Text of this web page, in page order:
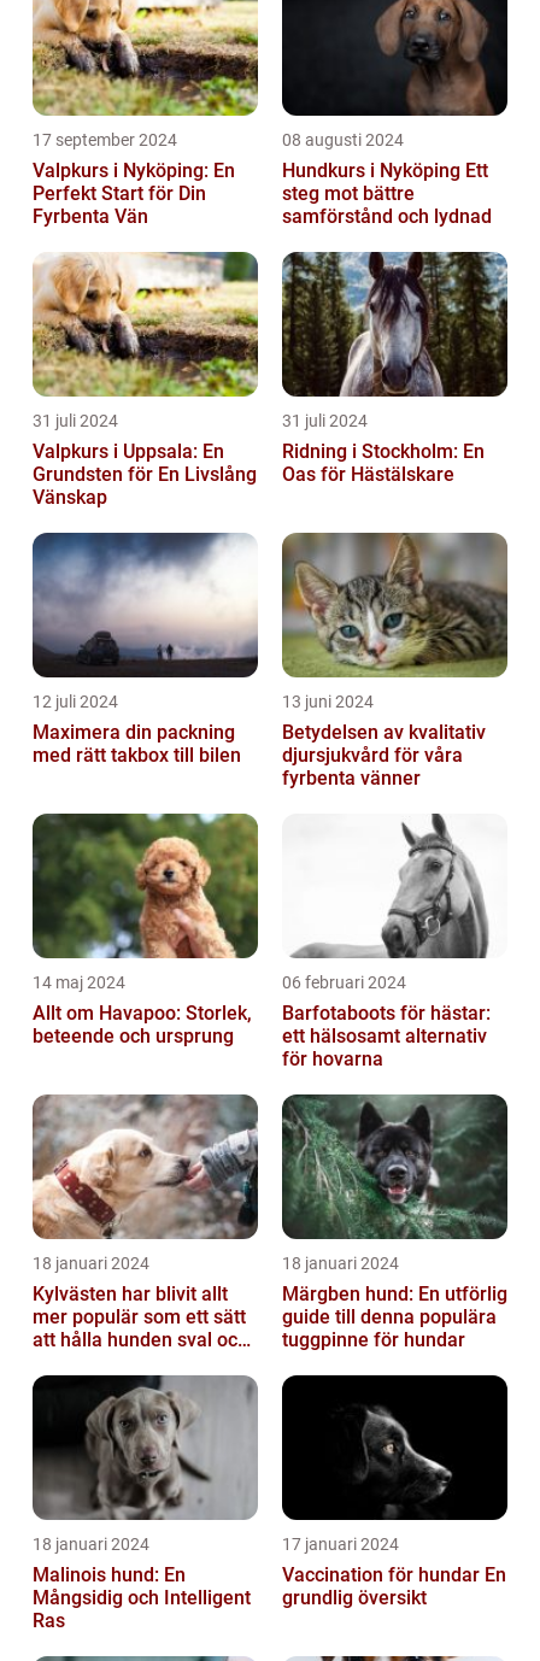
17 september 2024
Valpkurs i Nyköping: En
Perfekt Start för Din
Fyrbenta Vän
08 augusti 2024
Hundkurs i Nyköping Ett
steg mot bättre
samförstånd och lydnad
31 juli 2024
Valpkurs i Uppsala: En
Grundsten för En Livslång
Vänskap
31 juli 2024
Ridning i Stockholm: En
Oas för Hästälskare
12 juli 2024
Maximera din packning
med rätt takbox till bilen
13 juni 2024
Betydelsen av kvalitativ
djursjukvård för våra
fyrbenta vänner
14 maj 2024
Allt om Havapoo: Storlek,
beteende och ursprung
06 februari 2024
Barfotaboots för hästar:
ett hälsosamt alternativ
för hovarna
18 januari 2024
Kylvästen har blivit allt
mer populär som ett sätt
att hålla hunden sval och
väde...
18 januari 2024
Märgben hund: En utförlig
guide till denna populära
tuggpinne för hundar
18 januari 2024
Malinois hund: En
Mångsidig och Intelligent
Ras
17 januari 2024
Vaccination för hundar En
grundlig översikt